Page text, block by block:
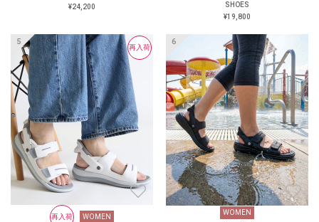
¥24,200
SHOES
¥19,800
再入荷
再入荷 WOMEN
WOMEN
SHOES
¥19,800
WOMEN
WOMEN